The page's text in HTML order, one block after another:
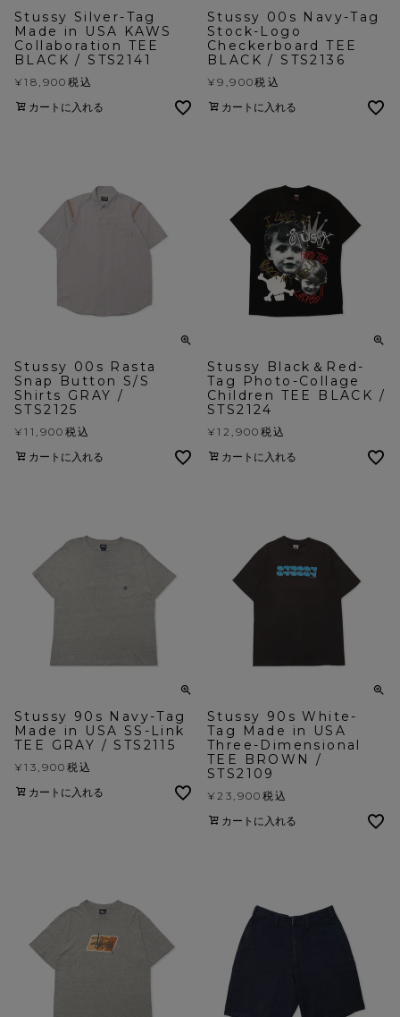
Stussy Silver-Tag
Made in USA KAWS
Collaboration TEE
BLACK / STS2141
¥18,900 税込
カートに入れる
Stussy 00s Navy-Tag
Stock-Logo
Checkerboard TEE
BLACK / STS2136
¥9,900税込
カートに入れる
Stussy 00s Rasta
Snap Button S/S
Shirts GRAY /
STS2125
¥11,900 税込
カートに入れる
Stussy Black＆Red-
Tag Photo-Collage
Children TEE BLACK /
STS2124
¥12,900 税込
カートに入れる
Stussy 90s Navy-Tag
Made in USA SS-Link
TEE GRAY / STS2115
¥13,900 税込
カートに入れる
Stussy 90s White-
Tag Made in USA
Three-Dimensional
TEE BROWN /
STS2109
¥ 23,900 税込
カートに入れる